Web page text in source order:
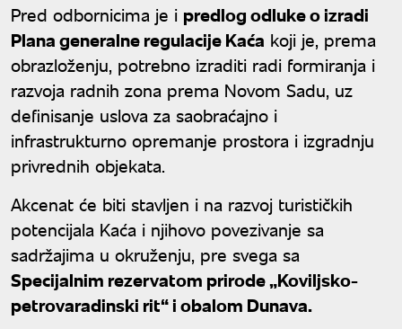
Pred odbornicima je i predlog odluke o izradi
Plana generalne regulacije Kaća koji je, prema
obrazloženju, potrebno izraditi radi formiranja i
razvoja radnih zona prema Novom Sadu, uz
definisanje uslova za saobraćajno i
infrastrukturno opremanje prostora i izgradnju
privrednih objekata.
Akcenat će biti stavljen i na razvoj turističkih
potencijala Kaća i njihovo povezivanje sa
sadržajima u okruženju, pre svega sa
Specijalnim rezervatom prirode „Koviljsko-
petrovaradinski rit“ i obalom Dunava.